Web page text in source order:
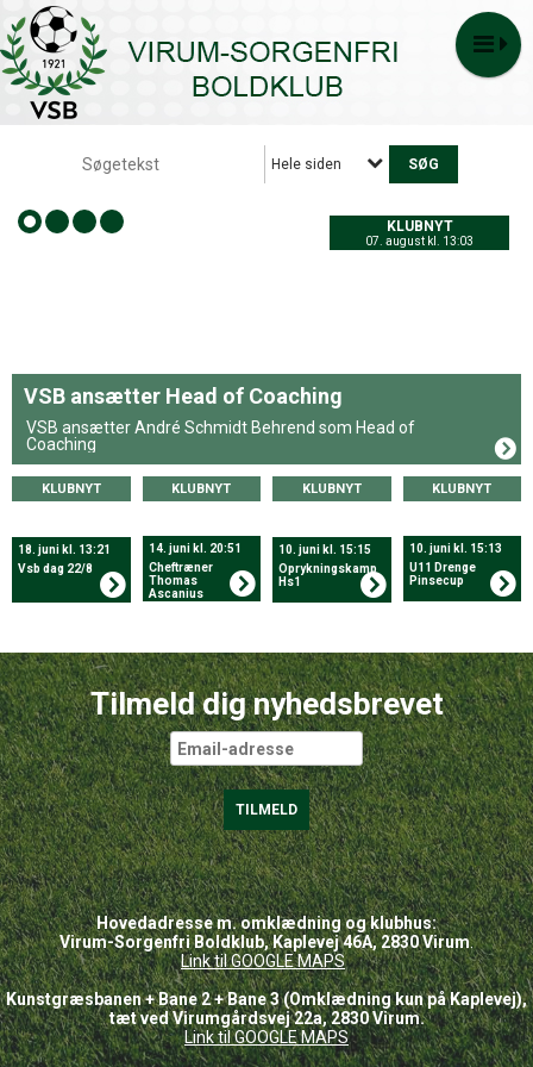
Hele siden
KLUBNYT
07. august kl. 13:03
VSB ansætter Head of Coaching
VSB ansætter André Schmidt Behrend som Head of
Coaching
KLUBNYT
18. juni kl. 13:21
Vsb dag 22/8
KLUBNYT
14. juni kl. 20:51
Cheftræner
Thomas
Ascanius
KLUBNYT
10. juni kl. 15:15
Oprykningskamp
Hs1
KLUBNYT
10. juni kl. 15:13
U11 Drenge
Pinsecup
Tilmeld dig nyhedsbrevet
Hovedadresse m. omklædning og klubhus:
Virum-Sorgenfri Boldklub, Kaplevej 46A, 2830 Virum.
Link til GOOGLEMAPS
Kunstgræsbanen + Bane 2 + Bane 3 (Omklædning kun på Kaplevej),
tæt ved Virumgårdsvej 22a, 2830 Virum.
Link til GOOGLE MAPS